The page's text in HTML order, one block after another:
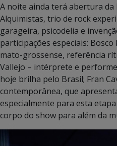
A noite ainda terá abertura da
Alquimistas, trio de rock
garageira, psicodelia e
participações especiais:
mato-grossense, referência
Vallejo – intérprete e
hoje brilha pelo Brasil; Fran
contemporânea, que
especialmente para esta
corpo do show para além da